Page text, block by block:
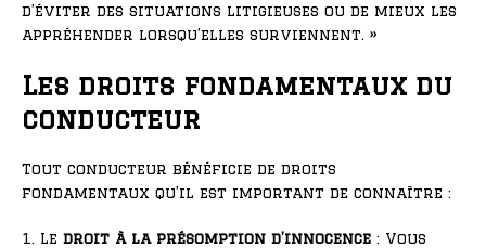
d’éviter des situations litigieuses ou de mieux les
appréhender lorsqu’elles surviennent. »
Les droits fondamentaux du
conducteur
Tout conducteur bénéficie de droits
fondamentaux qu’il est important de connaître :
1. Le droit à la présomption d’innocence : Vous